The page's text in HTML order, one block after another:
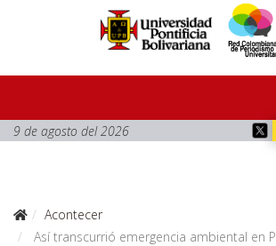
9 de agosto del 2026
Acontecer
Así transcurrió emergencia ambiental en